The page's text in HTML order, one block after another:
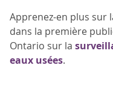
Apprenez-en plus sur
dans la première
Ontario sur la
eaux usées.